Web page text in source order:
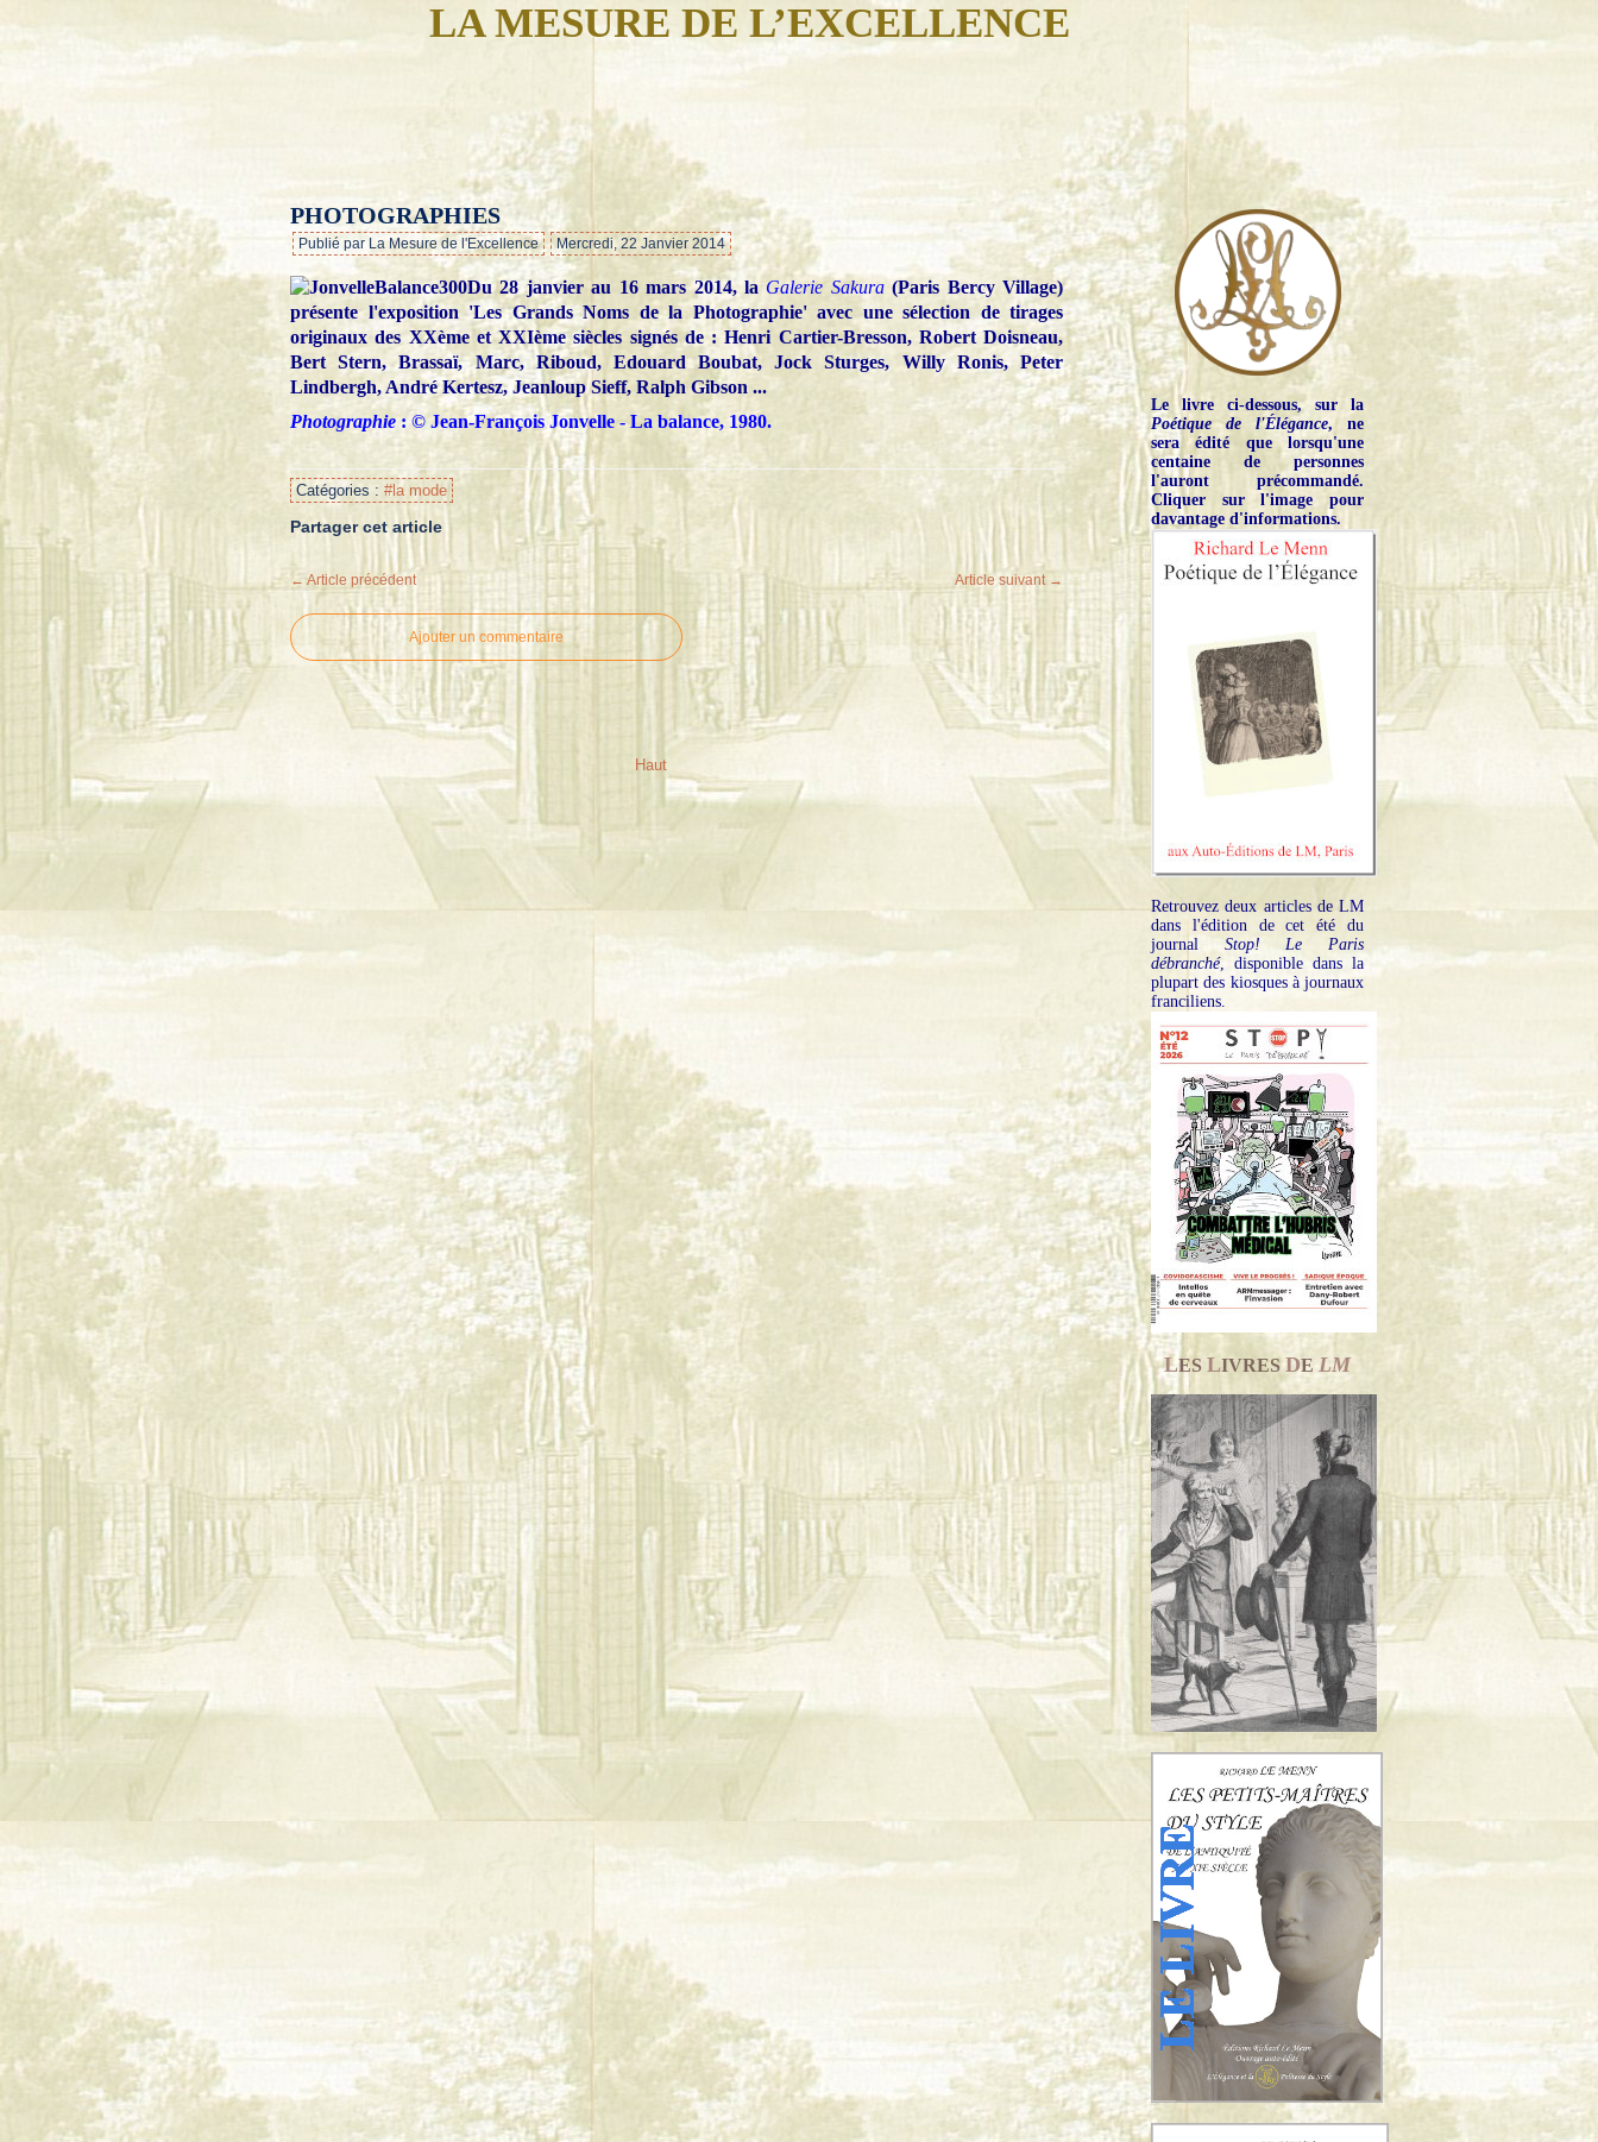
LA MESURE DE L’EXCELLENCE
…
PHOTOGRAPHIES
Publié par La Mesure de l'Excellence Mercredi, 22 Janvier 2014
Du 28 janvier au 16 mars 2014, la Galerie Sakura (Paris Bercy Village)
présente l'exposition 'Les Grands Noms de la Photographie' avec une sélection de tirages
originaux des XXème et XXIème siècles signés de : Henri Cartier-Bresson, Robert Doisneau,
Bert Stern, Brassaï, Marc, Riboud, Edouard Boubat, Jock Sturges, Willy Ronis, Peter
Lindbergh, André Kertesz, Jeanloup Sieff, Ralph Gibson ...
Photographie : © Jean-François Jonvelle - La balance, 1980.
Catégories : #la mode
Partager cet article
← Article précédent Article suivant →
Ajouter un commentaire
Haut
Le livre ci-dessous, sur la
Poétique de l'Élégance, ne
sera édité que lorsqu'une
centaine de personnes
l'auront précommandé.
Cliquer sur l'image pour
davantage d'informations.
Retrouvez deux articles de LM
dans l'édition de cet été du
journal Stop! Le Paris
débranché, disponible dans la
plupart des kiosques à journaux
franciliens.
LES LIVRESDE LM